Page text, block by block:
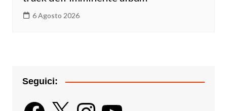
6 Agosto 2026
Seguici:
Facebook
X InstagramYouTube